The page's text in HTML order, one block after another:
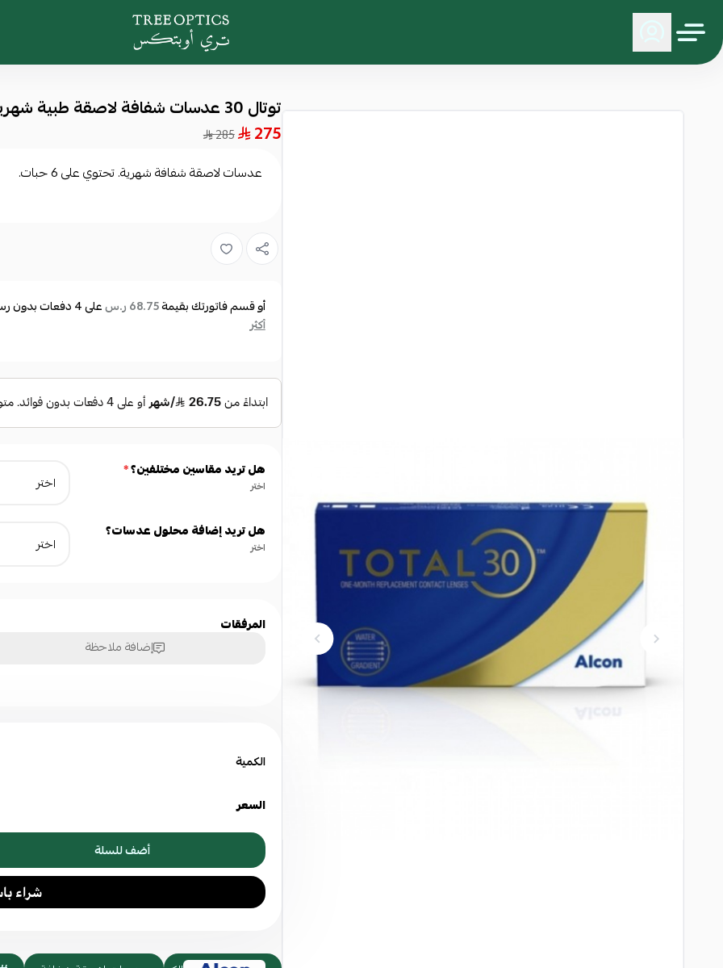
Tree Optics
توتال 30 عدسات شفافة لاصقة طبية شهرية - عبوه من 6 عدسات
275
285
عدسات لاصقة شفافة شهرية. تحتوي على 6 حبات.
أو قسم فاتورتك بقيمة68.75 ر.س على4دفعات بدون
أكثر
هل تريد مقاسين مختلفين؟*
اختر
هل تريد إضافة محلول عدسات؟
اختر
المرفقات
إضافة ملاحظة
الكمية
السعر
أضف للسلة